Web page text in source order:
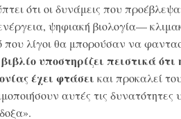
ότι οι δυνάμεις που
ψηφιακή βιολογία—
που λίγοι θα μπορούσαν να
υποστηρίζει πειστικά ότι
έχει φτάσει και προκαλεί
αυτές τις δυνατότητες